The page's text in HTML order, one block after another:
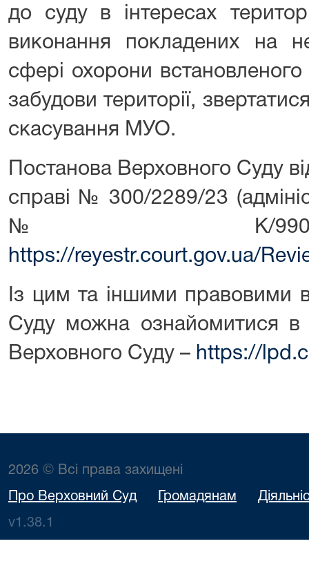
до суду в інтересах
виконання покладених на
сфері охорони
забудови території,
скасування МУО.
Постанова Верховного Суду
справі № 300/2289/23
№ К/990/
https://reyestr.court.gov.ua/
Із цим та іншими правовими
Суду можна ознайомитися в
Верховного Суду – https://
2026 © Всі права захищені
Про Верховний Суд Громадянам
v1.38.1